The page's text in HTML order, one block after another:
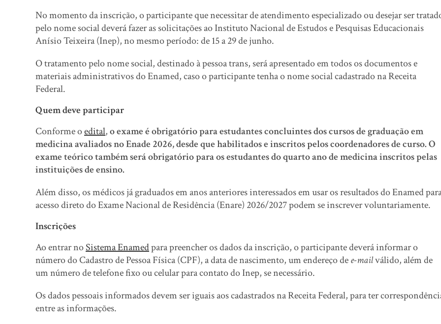
No momento da inscrição, o participante que necessitar de atendimento especializado ou desejar ser
pelo nome social deverá fazer as solicitações ao Instituto Nacional de Estudos e Pesquisas Educacionais
Anísio Teixeira (Inep), no mesmo período: de 15 a 29 de junho.
O tratamento pelo nome social, destinado à pessoa trans, será apresentado em todos os documentos e
materiais administrativos do Enamed, caso o participante tenha o nome social cadastrado na Receita
Federal.
Quem deve participar
Conforme oedital,o exame é obrigatório para estudantes concluintes dos cursos de graduação em
medicina avaliados no Enade 2026, desde que habilitados e inscritos pelos coordenadores de curso. O
exame teórico também será obrigatório para os estudantes do quarto ano de medicina inscritos pelas
instituições de ensino.
Além disso, os médicos já graduados em anos anteriores interessados em usar os resultados do Enamed
acesso direto do Exame Nacional de Residência (Enare) 2026/2027 podem se inscrever voluntariamente.
Inscrições
Ao entrar noSistema Enamedpara preencher os dados da inscrição, o participante deverá informar o
número do Cadastro de Pessoa Física (CPF), a data de nascimento, um endereço dee-mailválido, além de
um número de telefone fixo ou celular para contato do Inep, se necessário.
Os dados pessoais informados devem ser iguais aos cadastrados na Receita Federal, para ter
entre as informações.